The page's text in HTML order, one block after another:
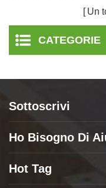
Un
CATEGORIE
Sottoscrivi
Ho Bisogno Di
Hot Tag